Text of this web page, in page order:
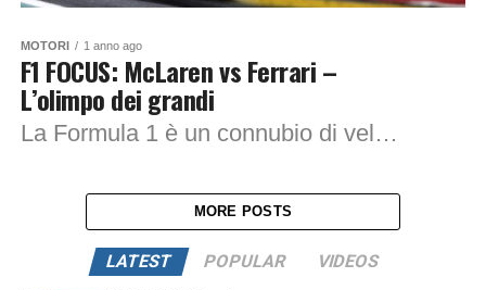
MOTORI 1 anno ago
F1 FOCUS: McLaren vs Ferrari –
L’olimpo dei grandi
La Formula 1 è un connubio di velocità, istinto e adrenalina, capace di emozionare chiunque ami questo sport. Tocca tutte le fasce d’età, dai più piccoli...
MORE POSTS
LATEST POPULAR VIDEOS